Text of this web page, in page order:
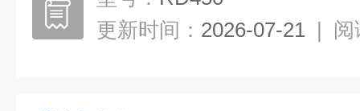
更新时间： 2026-07-21 | 阅